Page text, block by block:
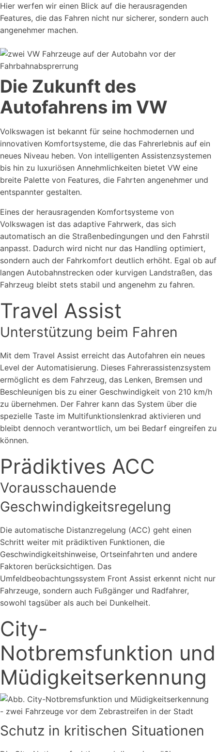
Hier werfen wir einen Blick auf die herausragenden
Features, die das Fahren nicht nur sicherer, sondern auch
angenehmer machen.
Die Zukunft des
Autofahrens im VW
Volkswagen ist bekannt für seine hochmodernen und
innovativen Komfortsysteme, die das Fahrerlebnis auf ein
neues Niveau heben. Von intelligenten Assistenzsystemen
bis hin zu luxuriösen Annehmlichkeiten bietet VW eine
breite Palette von Features, die Fahrten angenehmer und
entspannter gestalten.
Eines der herausragenden Komfortsysteme von
Volkswagen ist das adaptive Fahrwerk, das sich
automatisch an die Straßenbedingungen und den Fahrstil
anpasst. Dadurch wird nicht nur das Handling optimiert,
sondern auch der Fahrkomfort deutlich erhöht. Egal ob auf
langen Autobahnstrecken oder kurvigen Landstraßen, das
Fahrzeug bleibt stets stabil und angenehm zu fahren.
Travel Assist
Unterstützung beim Fahren
Mit dem Travel Assist erreicht das Autofahren ein neues
Level der Automatisierung. Dieses Fahrerassistenzsystem
ermöglicht es dem Fahrzeug, das Lenken, Bremsen und
Beschleunigen bis zu einer Geschwindigkeit von 210 km/h
zu übernehmen. Der Fahrer kann das System über die
spezielle Taste im Multifunktionslenkrad aktivieren und
bleibt dennoch verantwortlich, um bei Bedarf eingreifen zu
können.
Prädiktives ACC
Vorausschauende
Geschwindigkeitsregelung
Die automatische Distanzregelung (ACC) geht einen
Schritt weiter mit prädiktiven Funktionen, die
Geschwindigkeitshinweise, Ortseinfahrten und andere
Faktoren berücksichtigen. Das
Umfeldbeobachtungssystem Front Assist erkennt nicht nur
Fahrzeuge, sondern auch Fußgänger und Radfahrer,
sowohl tagsüber als auch bei Dunkelheit.
City-
Notbremsfunktion und
Müdigkeitserkennung
Schutz in kritischen Situationen